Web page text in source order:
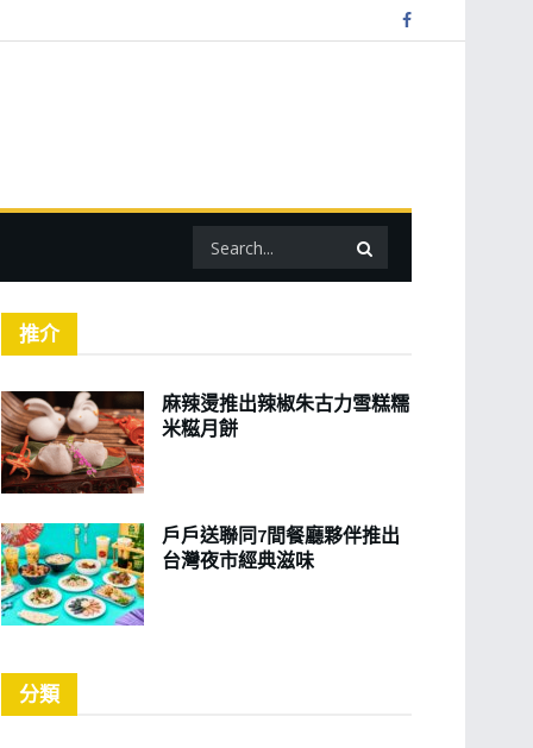
推介
麻辣燙推出辣椒朱古力雪糕糯
米糍月餅
戶戶送聯同7間餐廳夥伴推出
台灣夜市經典滋味
分類